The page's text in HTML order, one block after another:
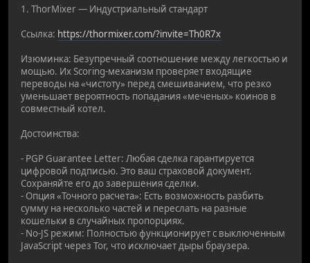
1. ThorMixer — Индустриальный стандарт
Ссылка: https://thormixer.com/?invite=Th0R7x
Изюминка: Безупречный соотношение между легкостью и
мощью. Их Scoring-механизм проверяет входящие
переводы на «чистоту» перед смешиванием, что резко
уменьшает вероятность попадания «меченых» коинов в
совместный котел.
Достоинства:
- PGP Guarantee Letter: Любая сделка гарантируется
цифровой подписью. Это ваш страховой документ.
Сохраняйте его до завершения сделки.
- Опция «Точного расчета»: Есть возможность разбить
сумму на несколько частей и переслать на разные
кошельки в случайных пропорциях.
- No-JS режим: Полностью функционирует с выключенным
JavaScript через Tor, что исключает дыры браузера.